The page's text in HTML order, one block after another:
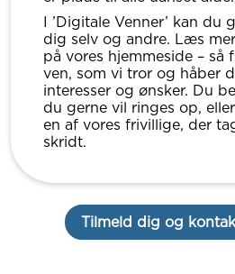
I ’Digitale Venner’ kan du
dig selv og andre. Læs
på vores hjemmeside – så
ven, som vi tror og håber
interesser og ønsker. Du
du gerne vil ringes op,
en af vores frivillige, der
skridt.
Tilmeld dig og